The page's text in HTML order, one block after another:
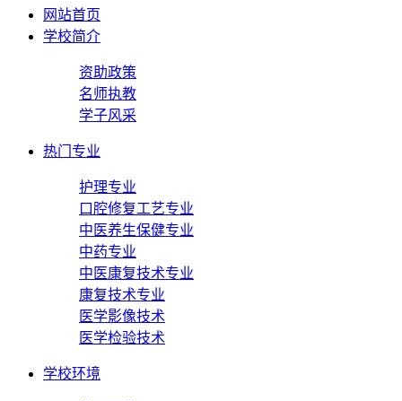
网站首页
学校简介
资助政策
名师执教
学子风采
热门专业
护理专业
口腔修复工艺专业
中医养生保健专业
中药专业
中医康复技术专业
康复技术专业
医学影像技术
医学检验技术
学校环境